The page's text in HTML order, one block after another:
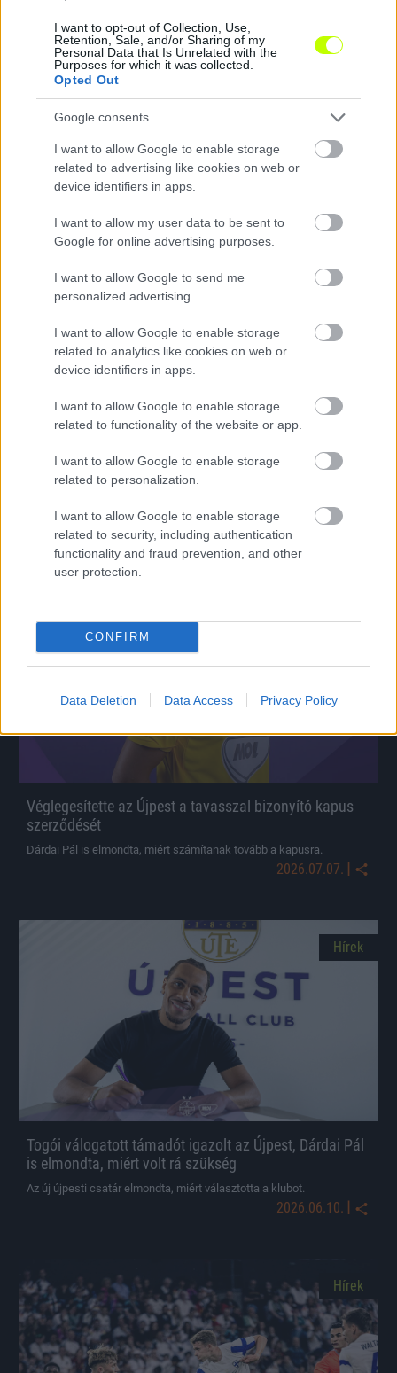
I want to opt-out of Collection, Use,
Retention, Sale, and/or Sharing of my
Personal Data that Is Unrelated with the
Purposes for which it was collected.
Opted Out
Google consents
I want to allow Google to enable storage
related to advertising like cookies on web or
device identifiers in apps.
I want to allow my user data to be sent to
Google for online advertising purposes.
I want to allow Google to send me
personalized advertising.
I want to allow Google to enable storage
related to analytics like cookies on web or
device identifiers in apps.
I want to allow Google to enable storage
related to functionality of the website or app.
I want to allow Google to enable storage
related to personalization.
I want to allow Google to enable storage
related to security, including authentication
functionality and fraud prevention, and other
user protection.
CONFIRM
Data Deletion Data Access Privacy Policy
Pécsi Ármin „kivédte a világot”, mégis keserű lett a
bemutatkozása
A magyar kapus hat védéssel tartotta meccsben a Hartberget, amely
végül a 89. percben kapott góllal szenvedett vereséget a Salzburg
otthonában.
2026.08.02.
Hírek
Újpest: Dárdai nagy célokat tűzött ki, az elnök
önkritikát gyakorolt – Tijani súlyos betegsége is szóba
került
TOP4-es helyezést és Magyar Kupa-győzelmet vár Dárdai Pál, míg
is hozott a klubvezetés.
2026.07.18.
Véglegesítette az Újpest a tavasszal bizonyító kapus
szerződését
Dárdai Pál is elmondta, miért számítanak tovább a kapusra.
2026.07.07. |
Hírek
Togói válogatott támadót igazolt az Újpest, Dárdai Pál
is elmondta, miért volt rá szükség
Az új újpesti csatár elmondta, miért választotta a klubot.
2026.06.10. |
Hírek